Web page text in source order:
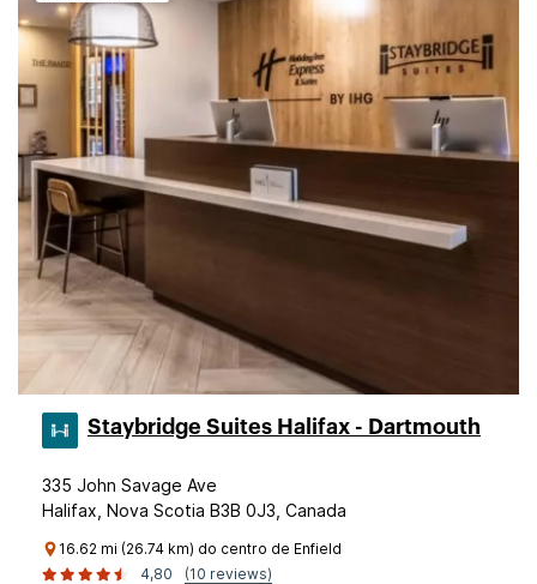
Staybridge Suites Halifax - Dartmouth
335 John Savage Ave
Halifax, Nova Scotia B3B 0J3, Canada
16.62 mi (26.74 km) do centro de Enfield
4,80
(10 reviews)